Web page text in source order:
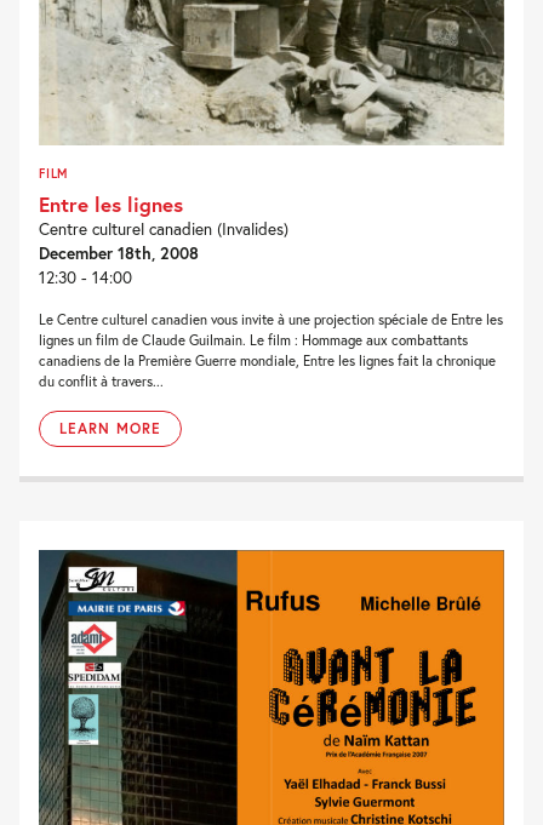
FILM
Entre les lignes
Centre culturel canadien (Invalides)
December 18th, 2008
12:30 - 14:00
Le Centre culturel canadien vous invite à une projection spéciale de Entre les
lignes un film de Claude Guilmain. Le film : Hommage aux combattants
canadiens de la Première Guerre mondiale, Entre les lignes fait la chronique
du conflit à travers...
LEARN MORE